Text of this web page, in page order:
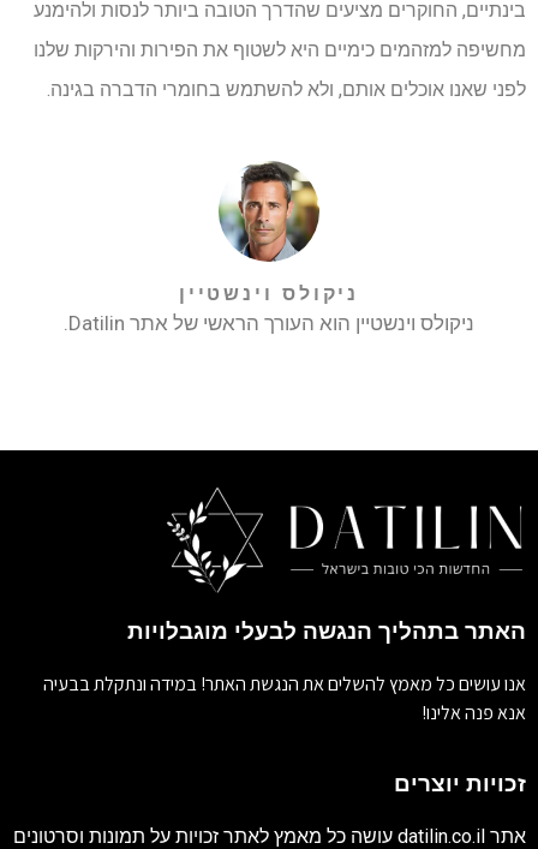
בינתיים, החוקרים מציעים שהדרך הטובה ביותר לנסות ולהימנע
מחשיפה למזהמים כימיים היא לשטוף את הפירות והירקות שלנו
לפני שאנו אוכלים אותם, ולא להשתמש בחומרי הדברה בגינה.
ניקולס וינשטיין
ניקולס וינשטיין הוא העורך הראשי של אתר Datilin.
האתר בתהליך הנגשה לבעלי מוגבלויות
אנו עושים כל מאמץ להשלים את הנגשת האתר! במידה ונתקלת בבעיה
אנא פנה אלינו!
זכויות יוצרים
אתר datilin.co.il עושה כל מאמץ לאתר זכויות על תמונות וסרטונים